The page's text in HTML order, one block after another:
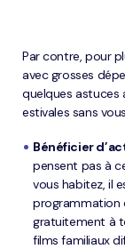
Par contre, pour
avec grosses
quelques astuces
estivales sans
Bénéficier
pensent pas à
vous habitez, il
programmation
gratuitement à
films familiaux